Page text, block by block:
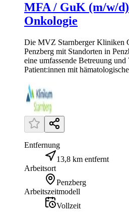
MFA / GuK (m/w/
Onkologie
Die MVZ Starnberger Kliniken
Penzberg mit Standorten in
eine umfassende Betreuung und
Patient:innen mit
Entfernung
13,8 km entfernt
Arbeitsort
Penzberg
Arbeitszeitmodell
Vollzeit